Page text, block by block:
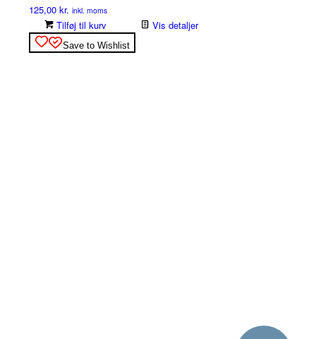
125,00 kr. inkl. moms
Tilføj til kurv Vis detaljer
Save to Wishlist